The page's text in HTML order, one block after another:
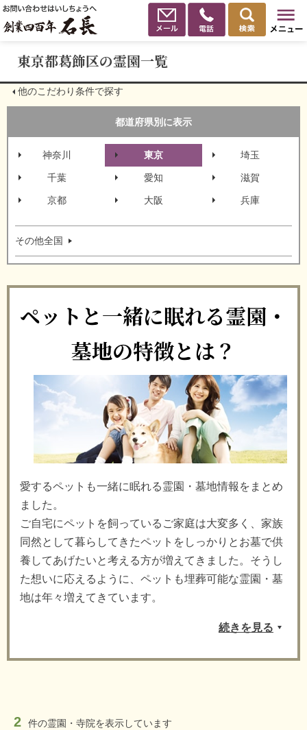
東京都葛飾区の霊園一覧
他のこだわり条件で探す
都道府県別に表示
神奈川 東京 埼玉
千葉 愛知 滋賀
京都 大阪 兵庫
その他全国
ペットと一緒に眠れる霊園・
墓地の特徴とは？
愛するペットも一緒に眠れる霊園・墓地情報をまとめ
ました。
ご自宅にペットを飼っているご家庭は大変多く、家族
同然として暮らしてきたペットをしっかりとお墓で供
養してあげたいと考える方が増えてきました。そうし
た想いに応えるように、ペットも埋葬可能な霊園・墓
地は年々増えてきています。
続きを見る
2 件の霊園・寺院を表示しています